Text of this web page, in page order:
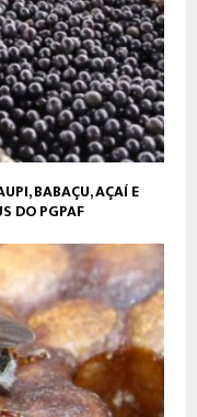
BABAÇU, AÇAÍ E
DO PGPAF